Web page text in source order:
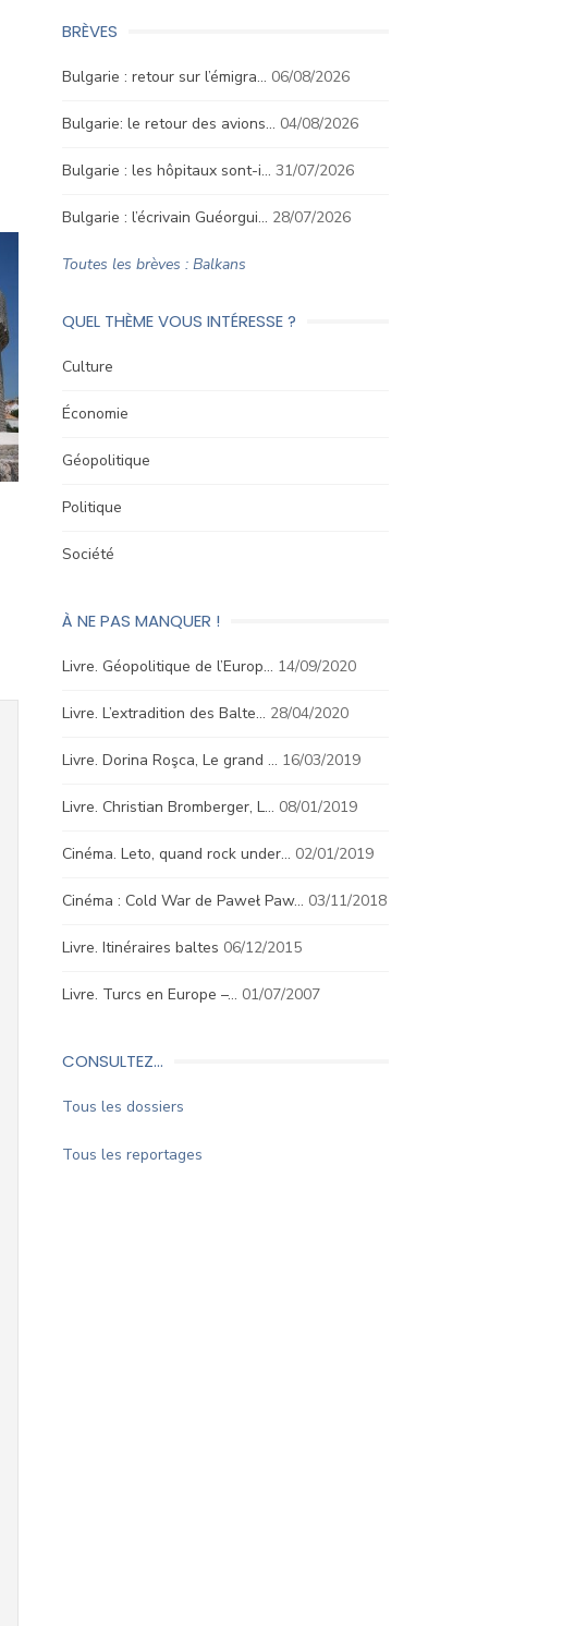
BRÈVES
Bulgarie : retour sur l’émigra… 06/08/2026
Bulgarie: le retour des avions… 04/08/2026
Bulgarie : les hôpitaux sont-i… 31/07/2026
Bulgarie : l’écrivain Guéorgui… 28/07/2026
Toutes les brèves : Balkans
QUEL THÈME VOUS INTÉRESSE ?
Culture
Économie
Géopolitique
Politique
Société
À NE PAS MANQUER !
Livre. Géopolitique de l’Europ… 14/09/2020
Livre. L’extradition des Balte… 28/04/2020
Livre. Dorina Roşca, Le grand … 16/03/2019
Livre. Christian Bromberger, L… 08/01/2019
Cinéma. Leto, quand rock under… 02/01/2019
Cinéma : Cold War de Paweł Paw… 03/11/2018
Livre. Itinéraires baltes 06/12/2015
Livre. Turcs en Europe –… 01/07/2007
CONSULTEZ…
Tous les dossiers
Tous les reportages